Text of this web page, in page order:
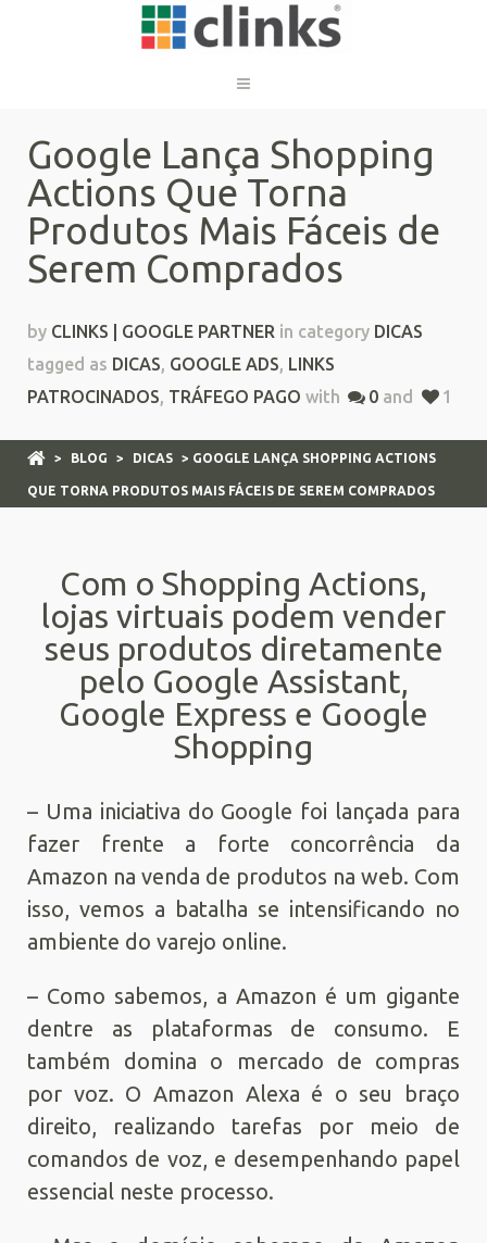
Google Lança Shopping
Actions Que Torna
Produtos Mais Fáceis de
Serem Comprados
by CLINKS | GOOGLE PARTNER in category DICAS
tagged as DICAS, GOOGLE ADS, LINKS
PATROCINADOS, TRÁFEGO PAGO with 0 and 1
> BLOG > DICAS > GOOGLE LANÇA SHOPPING ACTIONS
QUE TORNA PRODUTOS MAIS FÁCEIS DE SEREM COMPRADOS
Com o Shopping Actions,
lojas virtuais podem vender
seus produtos diretamente
pelo Google Assistant,
Google Express e Google
Shopping
– Uma iniciativa do Google foi lançada para
fazer frente a forte concorrência da
Amazon na venda de produtos na web. Com
isso, vemos a batalha se intensificando no
ambiente do varejo online.
– Como sabemos, a Amazon é um gigante
dentre as plataformas de consumo. E
também domina o mercado de compras
por voz. O Amazon Alexa é o seu braço
direito, realizando tarefas por meio de
comandos de voz, e desempenhando papel
essencial neste processo.